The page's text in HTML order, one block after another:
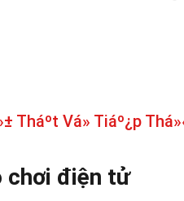
Tháº­t Vá» Tiáº¿p
chơi điện tử